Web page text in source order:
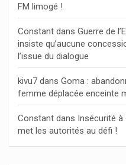
FM limogé !
Constant dans Guerre de
insiste qu’aucune
l’issue du dialogue
kivu7 dans Goma :
femme déplacée enceinte
Constant dans Insécurité à
met les autorités au défi !